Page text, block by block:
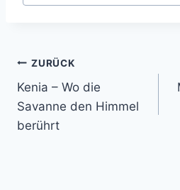
ZURÜCK
Kenia – Wo die
Savanne den Himmel
berührt